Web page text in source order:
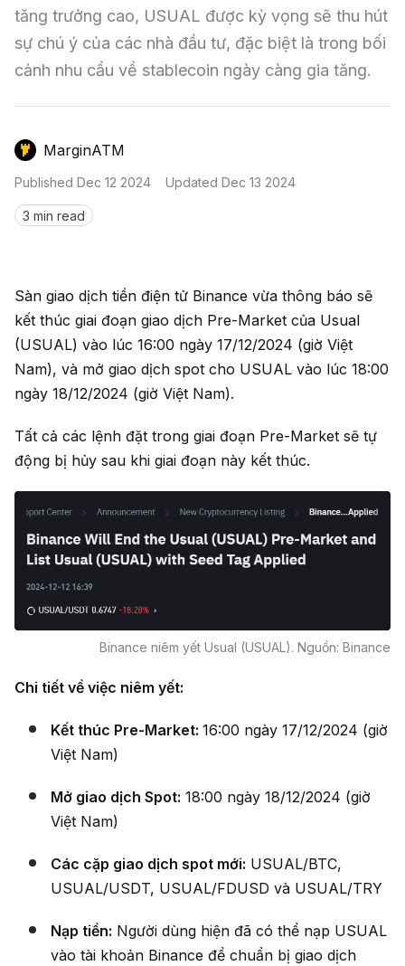
Kinh Nghiệm Đầu Tư
Sàn Giao Dịch
Mô Hình Biểu Đồ Giá
GameFi
Sign in
tăng trưởng cao, USUAL được kỳ vọng sẽ thu hút
sự chú ý của các nhà đầu tư, đặc biệt là trong bối
cảnh nhu cầu về stablecoin ngày càng gia tăng.
MarginATM
Published Dec 12 2024 Updated Dec 13 2024
3 min read
Sàn giao dịch tiền điện tử Binance vừa thông báo sẽ
kết thúc giai đoạn giao dịch Pre-Market của Usual
(USUAL) vào lúc 16:00 ngày 17/12/2024 (giờ Việt
Nam), và mở giao dịch spot cho USUAL vào lúc 18:00
ngày 18/12/2024 (giờ Việt Nam).
Tất cả các lệnh đặt trong giai đoạn Pre-Market sẽ tự
động bị hủy sau khi giai đoạn này kết thúc.
Binance niêm yết Usual (USUAL). Nguồn: Binance
Chi tiết về việc niêm yết:
Kết thúc Pre-Market: 16:00 ngày 17/12/2024 (giờ
Việt Nam)
Mở giao dịch Spot: 18:00 ngày 18/12/2024 (giờ
Việt Nam)
Các cặp giao dịch spot mới: USUAL/BTC,
USUAL/USDT, USUAL/FDUSD và USUAL/TRY
Nạp tiền: Người dùng hiện đã có thể nạp USUAL
vào tài khoản Binance để chuẩn bị giao dịch